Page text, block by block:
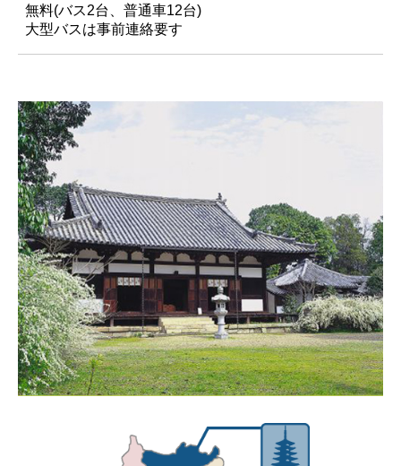
無料(バス2台、普通車12台)
大型バスは事前連絡要す